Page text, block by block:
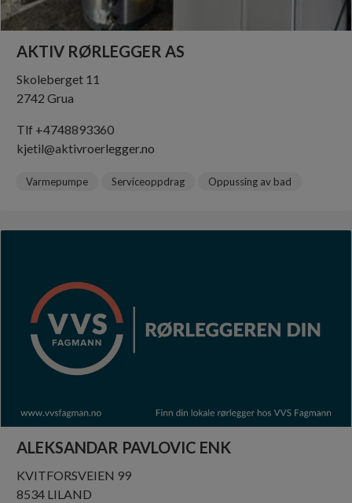
AKTIV RØRLEGGER AS
Skoleberget 11
2742 Grua
Tlf +4748893360
kjetil@aktivroerlegger.no
Oppussing av bad
Serviceoppdrag
Varmepumpe
ALEKSANDAR PAVLOVIC ENK
KVITFORSVEIEN 99
8534 LILAND